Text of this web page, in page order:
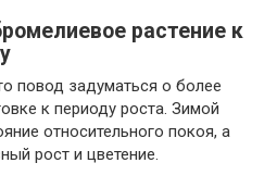
растение к
повод задуматься о более
к периоду роста. Зимой
относительного покоя, а
рост и цветение.